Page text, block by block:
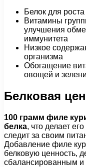
Белок для
Витамины
улучшения
иммунитета
Низкое
организма
Обогащение
овощей и зелени
Белковая
100 грамм филе
белка, что делает
следит за своим
Добавление филе
белковую ценность,
сбалансированным и